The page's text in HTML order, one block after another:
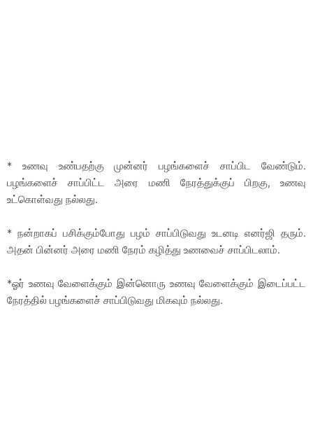
* உணவு உண்பதற்கு முன்னர் பழங்களைச் சாப்பிட வேண்டும்.
பழங்களைச் சாப்பிட்ட அரை மணி நேரத்துக்குப் பிறகு, உணவு
உட்கொள்வது நல்லது.
* நன்றாகப் பசிக்கும்போது பழம் சாப்பிடுவது உடனடி எனர்ஜி தரும்.
அதன் பின்னர் அரை மணி நேரம் கழித்து உணவைச் சாப்பிடலாம்.
*ஓர் உணவு வேளைக்கும் இன்னொரு உணவு வேளைக்கும் இடைப்பட்ட
நேரத்தில் பழங்களைச் சாப்பிடுவது மிகவும் நல்லது.